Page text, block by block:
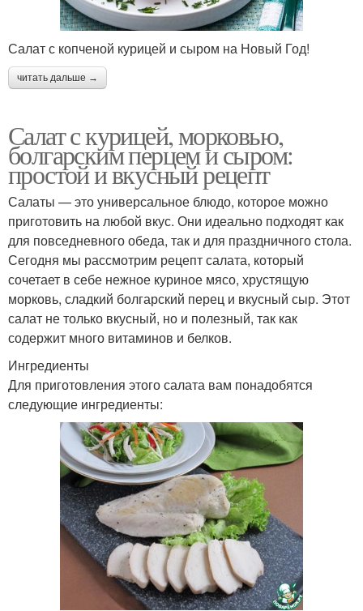
Салат с копченой курицей и сыром на Новый Год!
читать дальше →
Салат с курицей, морковью,
болгарским перцем и сыром:
простой и вкусный рецепт
Салаты — это универсальное блюдо, которое можно
приготовить на любой вкус. Они идеально подходят как
для повседневного обеда, так и для праздничного стола.
Сегодня мы рассмотрим рецепт салата, который
сочетает в себе нежное куриное мясо, хрустящую
морковь, сладкий болгарский перец и вкусный сыр. Этот
салат не только вкусный, но и полезный, так как
содержит много витаминов и белков.
Ингредиенты
Для приготовления этого салата вам понадобятся
следующие ингредиенты: